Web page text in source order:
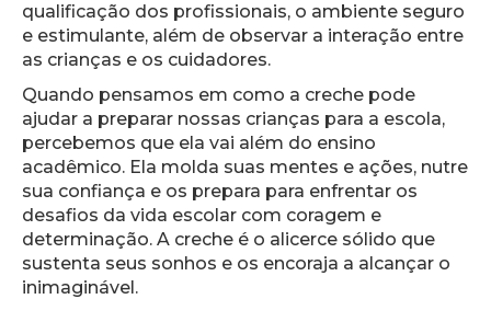
qualificação dos profissionais, o ambiente seguro
e estimulante, além de observar a interação entre
as crianças e os cuidadores.
Quando pensamos em como a creche pode
ajudar a preparar nossas crianças para a escola,
percebemos que ela vai além do ensino
acadêmico. Ela molda suas mentes e ações, nutre
sua confiança e os prepara para enfrentar os
desafios da vida escolar com coragem e
determinação. A creche é o alicerce sólido que
sustenta seus sonhos e os encoraja a alcançar o
inimaginável.